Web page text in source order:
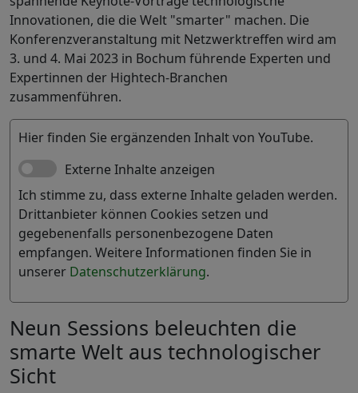
Innovationen, die die Welt "smarter" machen. Die
Konferenzveranstaltung mit Netzwerktreffen wird am
3. und 4. Mai 2023 in Bochum führende Experten und
Expertinnen der Hightech-Branchen
zusammenführen.
Hier finden Sie ergänzenden Inhalt von YouTube.
Externe Inhalte anzeigen
Ich stimme zu, dass externe Inhalte geladen werden.
Drittanbieter können Cookies setzen und
gegebenenfalls personenbezogene Daten
empfangen. Weitere Informationen finden Sie in
unserer Datenschutzerklärung.
Neun Sessions beleuchten die
smarte Welt aus technologischer
Sicht